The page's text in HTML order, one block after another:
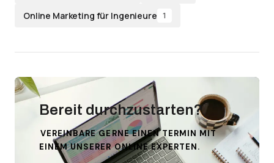
Online Marketing für Ingenieure 1
Bereit durchzustarten?
VEREINBARE GERNE EINEN TERMIN MIT
EINEM UNSERER ONLINE EXPERTEN.